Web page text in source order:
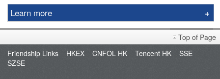
Learn more
Phillip Securities Group
Branches
Join Us
Top of Page
Friendship Links
HKEX CNFOL HK Tencent HK
SSE
SZSE